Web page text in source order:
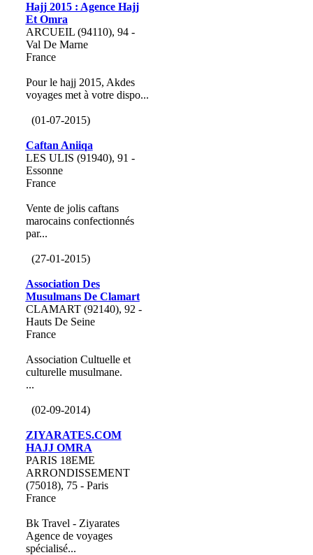
Hajj 2015 : Agence Hajj
Et Omra
ARCUEIL (94110), 94 -
Val De Marne
France
Pour le hajj 2015, Akdes
voyages met à votre dispo...
(01-07-2015)
Caftan Aniiqa
LES ULIS (91940), 91 -
Essonne
France
Vente de jolis caftans
marocains confectionnés
par...
(27-01-2015)
Association Des
Musulmans De Clamart
CLAMART (92140), 92 -
Hauts De Seine
France
Association Cultuelle et
culturelle musulmane.
...
(02-09-2014)
ZIYARATES.COM
HAJJ OMRA
PARIS 18EME
ARRONDISSEMENT
(75018), 75 - Paris
France
Bk Travel - Ziyarates
Agence de voyages
spécialisé...